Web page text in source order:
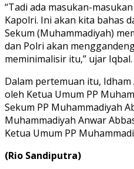
“Tadi ada masukan-
Kapolri. Ini akan kita bahas
Sekum (Muhammadiyah)
dan Polri akan
meminimalisir itu,” ujar Iqbal.
Dalam pertemuan itu,
oleh Ketua Umum PP
Sekum PP Muhammadiyah
Muhammadiyah Anwar
Ketua Umum PP
(Rio Sandiputra)